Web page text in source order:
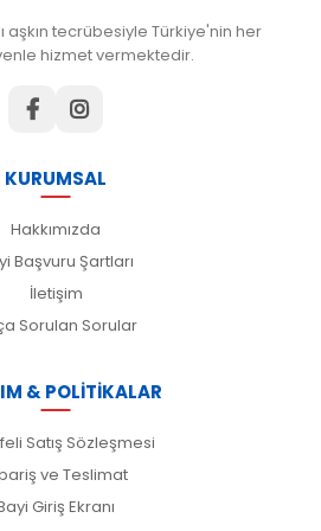
aşkın tecrübesiyle Türkiye'nin her
hizmet vermektedir.
KURUMSAL
Hakkımızda
Başvuru Şartları
İletişim
Sorulan Sorular
& POLİTİKALAR
Satış Sözleşmesi
ve Teslimat
Giriş Ekranı